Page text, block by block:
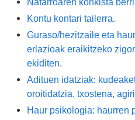
Kontu kontari tailerra.
Guraso/hezitzaile eta
erlazioak eraikitzeko
ekiditen.
Adituen idatziak:
oroitidatzia, txostena,
Haur psikologia: haurren